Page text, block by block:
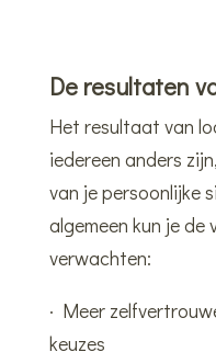
De resultaten
Het resultaat van
iedereen anders
van je persoonlijke
algemeen kun je
verwachten:
· Meer
keuzes